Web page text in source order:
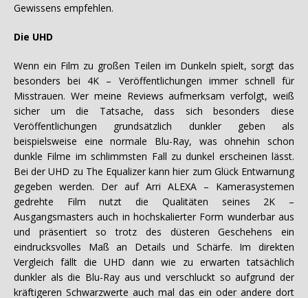
Gewissens empfehlen.
Die UHD
Wenn ein Film zu großen Teilen im Dunkeln spielt, sorgt das
besonders bei 4K – Veröffentlichungen immer schnell für
Misstrauen. Wer meine Reviews aufmerksam verfolgt, weiß
sicher um die Tatsache, dass sich besonders diese
Veröffentlichungen grundsätzlich dunkler geben als
beispielsweise eine normale Blu-Ray, was ohnehin schon
dunkle Filme im schlimmsten Fall zu dunkel erscheinen lässt.
Bei der UHD zu The Equalizer kann hier zum Glück Entwarnung
gegeben werden. Der auf Arri ALEXA – Kamerasystemen
gedrehte Film nutzt die Qualitäten seines 2K –
Ausgangsmasters auch in hochskalierter Form wunderbar aus
und präsentiert so trotz des düsteren Geschehens ein
eindrucksvolles Maß an Details und Schärfe. Im direkten
Vergleich fällt die UHD dann wie zu erwarten tatsächlich
dunkler als die Blu-Ray aus und verschluckt so aufgrund der
kräftigeren Schwarzwerte auch mal das ein oder andere dort